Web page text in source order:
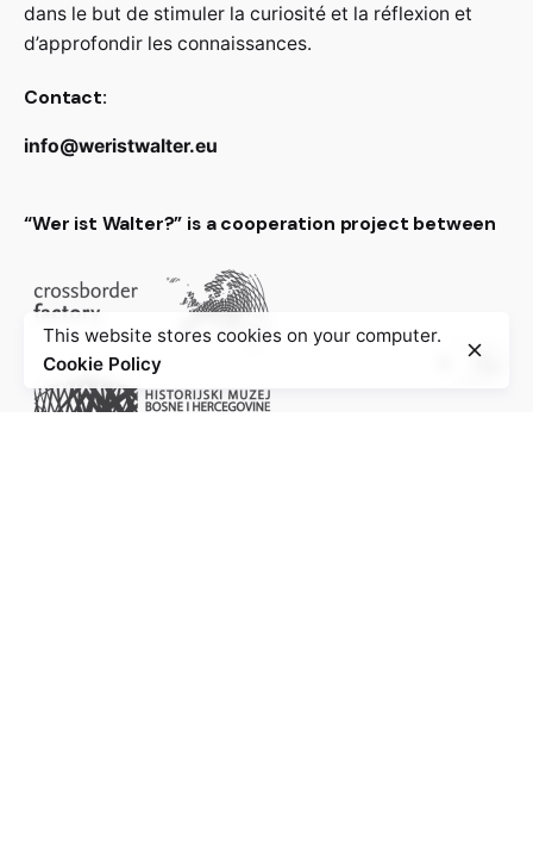
dans le but de stimuler la curiosité et la réflexion et
d’approfondir les connaissances.
Contact:
info@weristwalter.eu
“Wer ist Walter?” is a cooperation project between
This website stores cookies on your computer.
Cookie Policy